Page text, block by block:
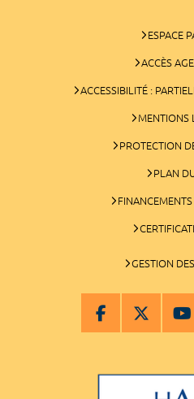
ESPACE
ACCÈS
ACCESSIBILITÉ :
MENTIONS
PROTECTION
PLAN
GESTION